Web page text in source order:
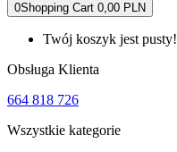
0Shopping Cart 0,00 PLN
Twój koszyk jest pusty!
Obsługa Klienta
664 818 726
Wszystkie kategorie